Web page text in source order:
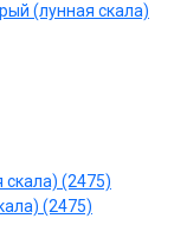
(лунная скала)
(2475)